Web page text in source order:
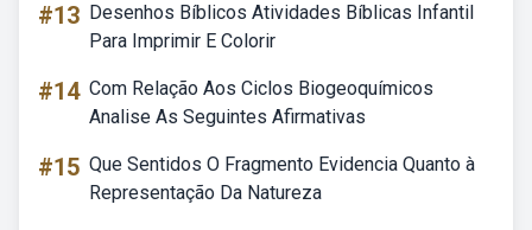
#13 Desenhos Bíblicos Atividades Bíblicas Infantil
Para Imprimir E Colorir
#14 Com Relação Aos Ciclos Biogeoquímicos
Analise As Seguintes Afirmativas
#15 Que Sentidos O Fragmento Evidencia Quanto à
Representação Da Natureza